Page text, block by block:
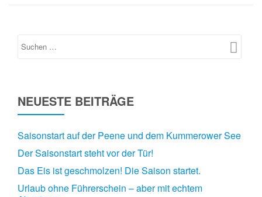
NEUESTE BEITRÄGE
Saisonstart auf der Peene und dem Kummerower See
Der Saisonstart steht vor der Tür!
Das Eis ist geschmolzen! Die Saison startet.
Urlaub ohne Führerschein – aber mit echtem